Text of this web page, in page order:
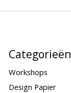
Categorieën
Workshops
Design Papier